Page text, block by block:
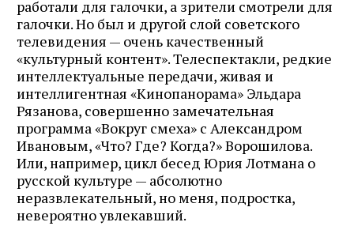
работали для галочки, а зрители смотрели для
галочки. Но был и другой слой советского
телевидения — очень качественный
«культурный контент». Телеспектакли, редкие
интеллектуальные передачи, живая и
интеллигентная «Кинопанорама» Эльдара
Рязанова, совершенно замечательная
программа «Вокруг смеха» с Александром
Ивановым, «Что? Где? Когда?» Ворошилова.
Или, например, цикл бесед Юрия Лотмана о
русской культуре — абсолютно
неразвлекательный, но меня, подростка,
невероятно увлекавший.